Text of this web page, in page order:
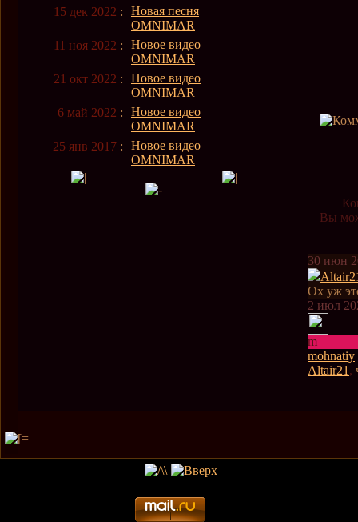
15 дек 2022 :
Новая песня
OMNIMAR
11 ноя 2022 :
Новое видео
OMNIMAR
21 окт 2022 :
Новое видео
OMNIMAR
6 май 2022 :
Новое видео
OMNIMAR
25 янв 2017 :
Новое видео
OMNIMAR
Вы
30 июн
Ох уж
2 июл
m
mohnatiy
Altair21 ,